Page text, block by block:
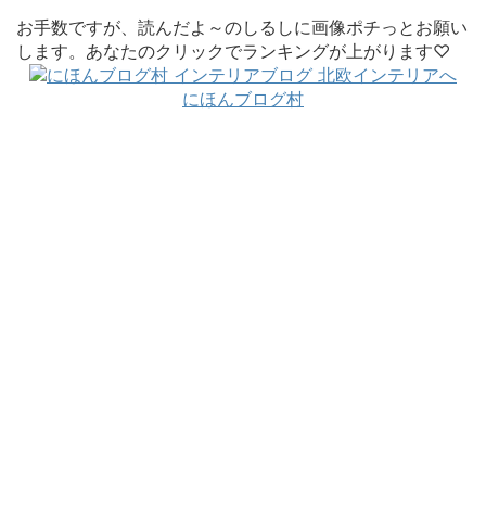
お手数ですが、読んだよ～のしるしに画像ポチっとお願い
します。あなたのクリックでランキングが上がります♡
にほんブログ村